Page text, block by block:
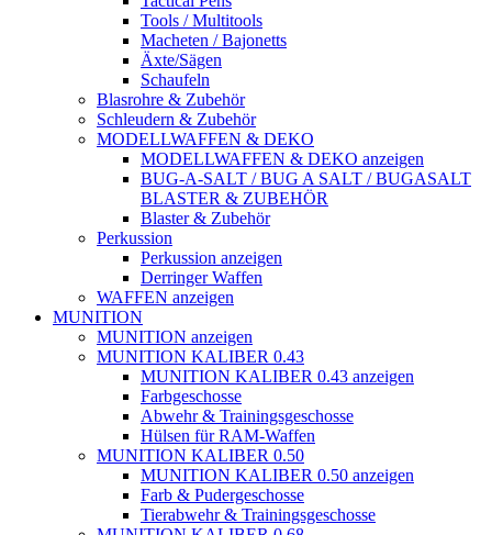
Tools / Multitools
Macheten / Bajonetts
Äxte/Sägen
Schaufeln
Blasrohre & Zubehör
Schleudern & Zubehör
MODELLWAFFEN & DEKO
MODELLWAFFEN & DEKO anzeigen
BUG-A-SALT / BUG A SALT / BUGASALT
BLASTER & ZUBEHÖR
Blaster & Zubehör
Perkussion
Perkussion anzeigen
Derringer Waffen
WAFFEN anzeigen
MUNITION
MUNITION anzeigen
MUNITION KALIBER 0.43
MUNITION KALIBER 0.43 anzeigen
Farbgeschosse
Abwehr & Trainingsgeschosse
Hülsen für RAM-Waffen
MUNITION KALIBER 0.50
MUNITION KALIBER 0.50 anzeigen
Farb & Pudergeschosse
Tierabwehr & Trainingsgeschosse